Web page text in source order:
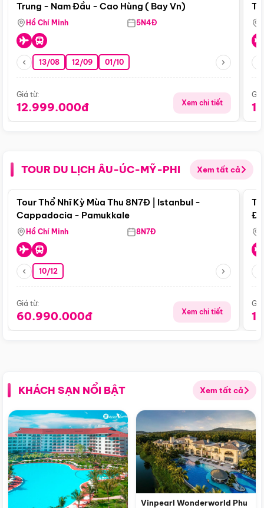
Trung - Nam Đầu - Cao Hùng ( Bay Vn)
Hồ Chí Minh 5N4Đ
13/08 12/09 01/10
Giá từ:
12.999.000đ Xem chi tiết
TOUR DU LỊCH ÂU-ÚC-MỸ-PHI Xem tất cả
Điểm nổi bật
Tour Thổ Nhĩ Kỳ Mùa Thu 8N7Đ | Istanbul -
Cappadocia - Pamukkale
Hồ Chí Minh 8N7Đ
10/12
Giá từ:
60.990.000đ Xem chi tiết
KHÁCH SẠN NỔI BẬT Xem tất cả
Vinpearl Wonderworld Phu